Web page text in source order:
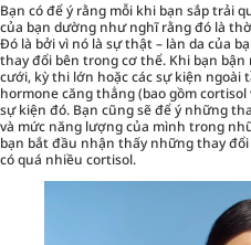
Bạn có để ý rằng mỗi khi bạn sắp trải
của bạn dường như nghĩ rằng đó là
Đó là bởi vì nó là sự thật – làn da của
thay đổi bên trong cơ thể. Khi bạn
cưới, kỳ thi lớn hoặc các sự kiện ngoài
hormone căng thẳng (bao gồm
sự kiện đó. Bạn cũng sẽ để ý những
và mức năng lượng của mình trong
bạn bắt đầu nhận thấy những thay
có quá nhiều cortisol.